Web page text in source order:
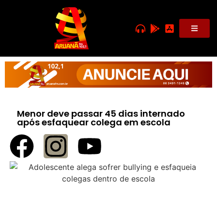
Menor deve passar 45 dias internado
após esfaquear colega em escola